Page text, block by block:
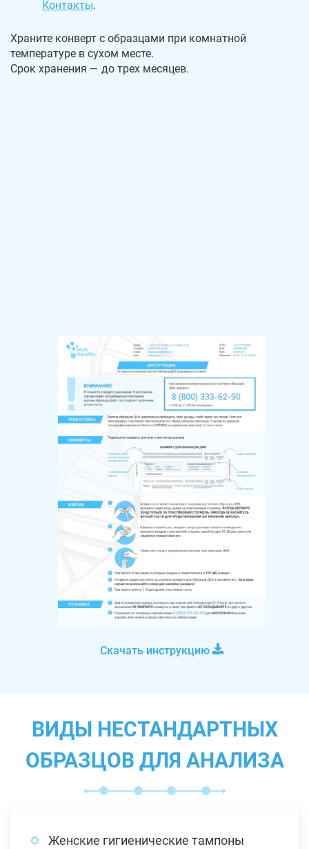
Контакты.
Храните конверт с образцами при комнатной
температуре в сухом месте.
Срок хранения — до трех месяцев.
Скачать инструкцию
ВИДЫ НЕСТАНДАРТНЫХ
ОБРАЗЦОВ ДЛЯ АНАЛИЗА
Женские гигиенические тампоны